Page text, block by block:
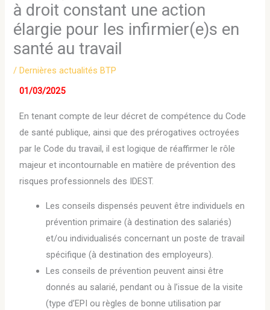
à droit constant une action
élargie pour les infirmier(e)s en
santé au travail
/Dernières actualités BTP
01/03/2025
En tenant compte de leur décret de compétence du Code
de santé publique, ainsi que des prérogatives octroyées
par le Code du travail, il est logique de réaffirmer le rôle
majeur et incontournable en matière de prévention des
risques professionnels des IDEST.
Les conseils dispensés peuvent être individuels en
prévention primaire (à destination des salariés)
et/ou individualisés concernant un poste de travail
spécifique (à destination des employeurs).
Les conseils de prévention peuvent ainsi être
donnés au salarié, pendant ou à l’issue de la visite
(type d’EPI ou règles de bonne utilisation par